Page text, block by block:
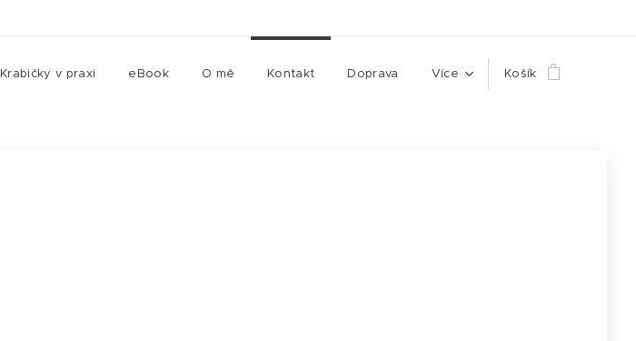
Krabičky v praxi eBook O mě Kontakt Doprava Více Košík